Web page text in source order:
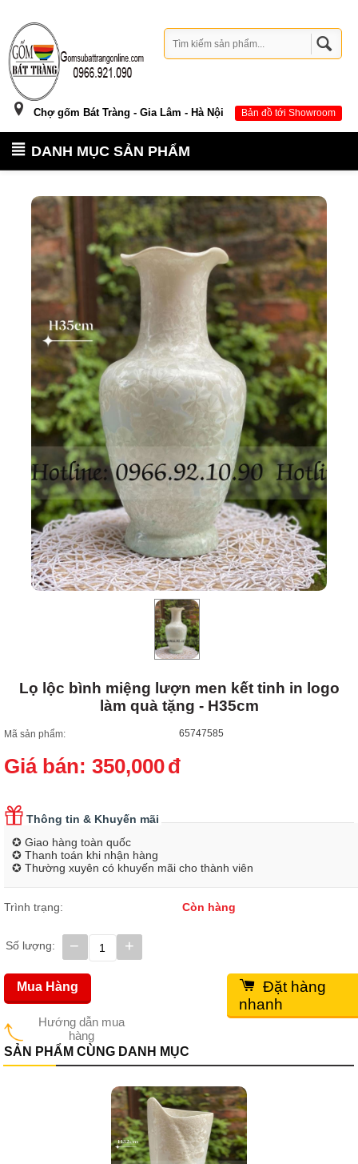
Chợ gốm Bát Tràng - Gia Lâm - Hà Nội Bản đồ tới Showroom
DANH MỤC SẢN PHẨM
Lọ lộc bình miệng lượn men kết tinh in logo
làm quà tặng - H35cm
Mã sản phẩm: 65747585
Giá bán: 350,000đ
Thông tin & Khuyến mãi
✪ Giao hàng toàn quốc
✪ Thanh toán khi nhận hàng
✪ Thường xuyên có khuyến mãi cho thành viên
Trình trạng: Còn hàng
Số lượng: +
−
Hướng dẫn mua
hàng
Mua Hàng
Đặt hàng
nhanh
SẢN PHẨM CÙNG DANH MỤC